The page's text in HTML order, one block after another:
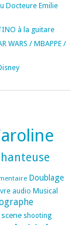
Docteure Emilie
à la guitare
WARS / MBAPPE /
Doublage
audio Musical
scene shooting